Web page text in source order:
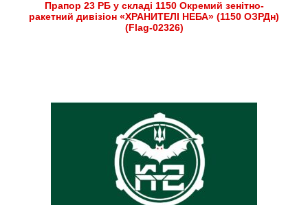
Прапор 23 РБ у складі 1150 Окремий зенітно-
ракетний дивізіон «ХРАНИТЕЛІ НЕБА» (1150 ОЗРДн)
(Flag-02326)